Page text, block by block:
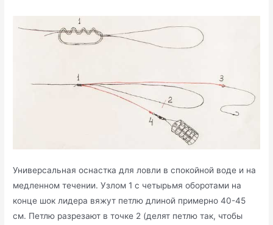
Универсальная оснастка для ловли в спокойной воде и на
медленном течении. Узлом 1 с четырьмя оборотами на
конце шок лидера вяжут петлю длиной примерно 40-45
см. Петлю разрезают в точке 2 (делят петлю так, чтобы